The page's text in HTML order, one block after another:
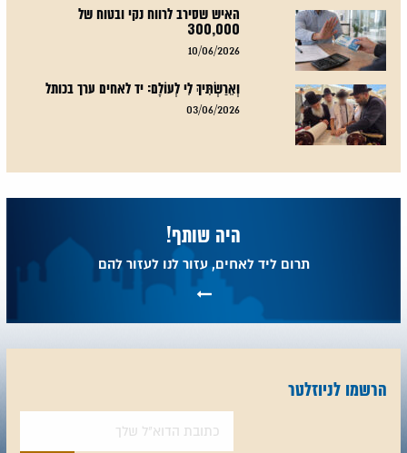
האיש שסירב לרווח נקי ובטוח של
300,000
10/06/2026
וְאֵרַשְׂתִּיךְ לִי לְעוֹלָם: יד לאחים ערך בכותל
03/06/2026
היה שותף!
תרום ליד לאחים, עזור לנו לעזור להם
הרשמו לניוזלטר